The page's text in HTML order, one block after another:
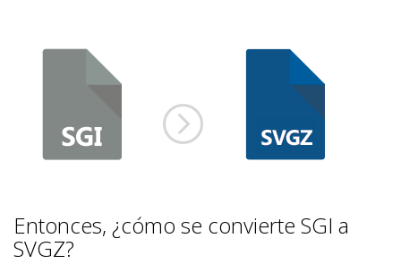
Entonces, ¿cómo se convierte SGI a
SVGZ?